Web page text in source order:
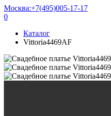
Москва:+7(495)005-17-17
0
Каталог
Vittoria4469AF